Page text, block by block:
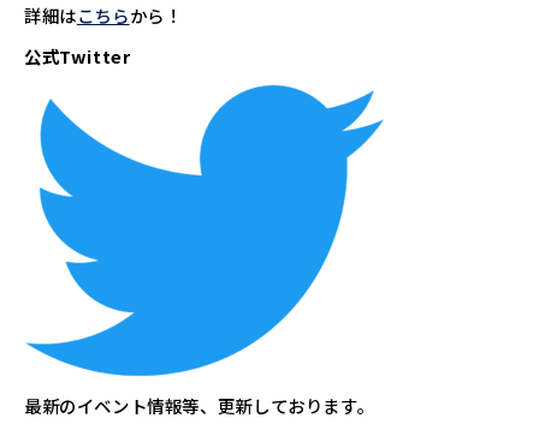
詳細はこちらから！
公式Twitter
最新のイベント情報等、更新しております。